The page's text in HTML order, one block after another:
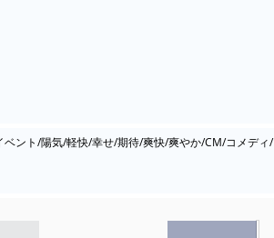
ント/陽気/軽快/幸せ/期待/爽快/爽やか/CM/コメディ/
Volume